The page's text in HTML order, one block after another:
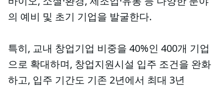
의 예비 및 초기 기업을 발굴한다.
특히, 교내 창업기업 비중을 40%인 400개 기업
으로 확대하며, 창업지원시설 입주 조건을 완화
하고, 입주 기간도 기존 2년에서 최대 3년